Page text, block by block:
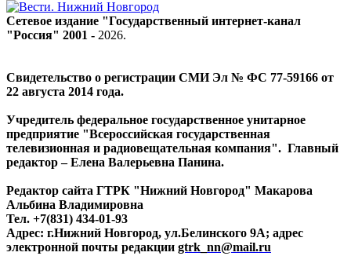
Сетевое издание "Государственный интернет-канал
"Россия" 2001 - 2026.
Свидетельство о регистрации СМИ Эл № ФС 77-59166 от
22 августа 2014 года.
Учредитель федеральное государственное унитарное
предприятие "Всероссийская государственная
телевизионная и радиовещательная компания". Главный
редактор – Елена Валерьевна Панина.
Редактор сайта ГТРК "Нижний Новгород" Макарова
Альбина Владимировна
Тел. +7(831) 434-01-93
Адрес: г.Нижний Новгород, ул.Белинского 9А; адрес
электронной почты редакции gtrk_nn@mail.ru